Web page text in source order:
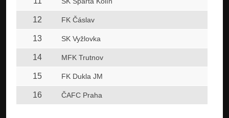
12 FK Čáslav
13 SK Vyžlovka
14 MFK Trutnov
15 FK Dukla JM
16 ČAFC Praha